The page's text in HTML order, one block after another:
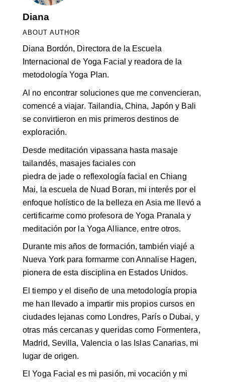
Diana
ABOUT AUTHOR
Diana Bordón, Directora de la Escuela
Internacional de Yoga Facial y readora de la
metodología Yoga Plan.
Al no encontrar soluciones que me convencieran,
comencé a viajar. Tailandia, China, Japón y Bali
se convirtieron en mis primeros destinos de
exploración.
Desde meditación vipassana hasta masaje
tailandés, masajes faciales con
piedra de jade o reflexología facial en Chiang
Mai, la escuela de Nuad Boran, mi interés por el
enfoque holístico de la belleza en Asia me llevó a
certificarme como profesora de Yoga Pranala y
meditación por la Yoga Alliance, entre otros.
Durante mis años de formación, también viajé a
Nueva York para formarme con Annalise Hagen,
pionera de esta disciplina en Estados Unidos.
El tiempo y el diseño de una metodología propia
me han llevado a impartir mis propios cursos en
ciudades lejanas como Londres, París o Dubai, y
otras más cercanas y queridas como Formentera,
Madrid, Sevilla, Valencia o las Islas Canarias, mi
lugar de origen.
El Yoga Facial es mi pasión, mi vocación y mi